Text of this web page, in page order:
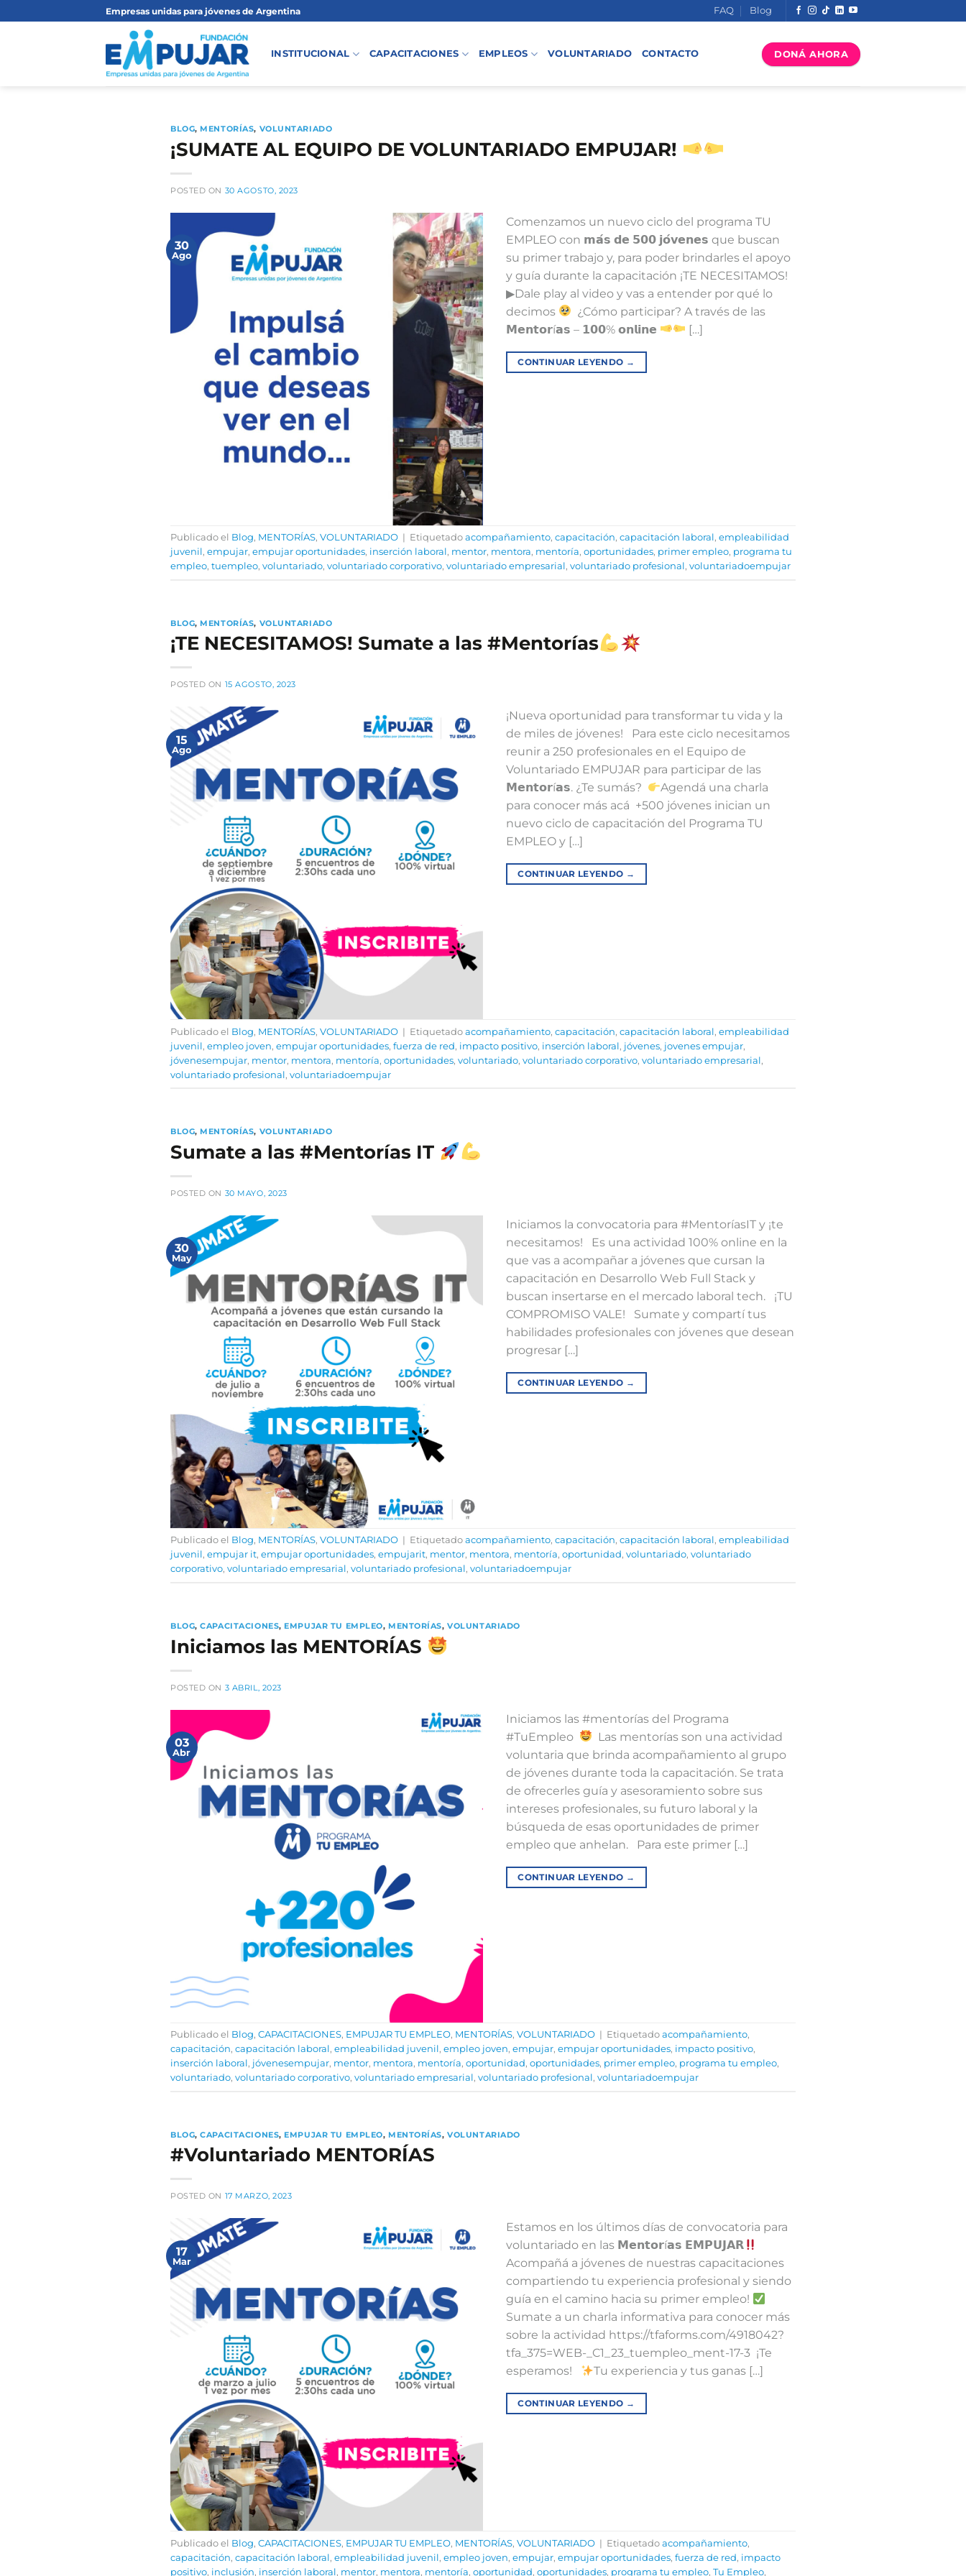
al
Empresas unidas para jóvenes de Argentina FAQ Blog
INSTITUCIONAL CAPACITACIONES EMPLEOS VOLUNTARIADO CONTACTO DONÁ AHORA
BLOG, MENTORÍAS, VOLUNTARIADO
¡SUMATE AL EQUIPO DE VOLUNTARIADO EMPUJAR!
POSTED ON 30 AGOSTO, 2023
30
Ago
Comenzamos un nuevo ciclo del programa TU
EMPLEO con 𝗺𝗮́𝘀 𝗱𝗲 𝟱𝟬𝟬 𝗷𝗼́𝘃𝗲𝗻𝗲𝘀 que buscan
su primer trabajo y, para poder brindarles el apoyo
y guía durante la capacitación ¡TE NECESITAMOS!
▶Dale play al video y vas a entender por qué lo
decimos
⁣⁣ ⁣⁣ ¿Cómo participar? A través de las
𝗠𝗲𝗻𝘁𝗼𝗿í𝗮𝘀 – 𝟭𝟬𝟬% 𝗼𝗻𝗹𝗶𝗻𝗲
[…]
CONTINUAR LEYENDO →
Publicado el Blog, MENTORÍAS, VOLUNTARIADO Etiquetado acompañamiento, capacitación, capacitación laboral , empleabilidad
juvenil , empujar, empujar oportunidades, inserción laboral , mentor, mentora, mentoría, oportunidades, primer empleo, programa tu
empleo, tuempleo, voluntariado, voluntariado corporativo, voluntariado empresarial , voluntariado profesional , voluntariadoempujar
BLOG, MENTORÍAS, VOLUNTARIADO
¡TE NECESITAMOS! Sumate a las #Mentorías
POSTED ON 15 AGOSTO, 2023
15
Ago
¡Nueva oportunidad para transformar tu vida y la
de miles de jóvenes! ⁣ ⁣ Para este ciclo necesitamos
reunir a 250 profesionales en el Equipo de
Voluntariado EMPUJAR para participar de las
𝗠𝗲𝗻𝘁𝗼𝗿í𝗮𝘀. ¿Te sumás?⁣ ⁣
Agendá una charla
para conocer más acá ⁣ +500 jóvenes inician un
nuevo ciclo de capacitación del Programa TU
EMPLEO y […]
CONTINUAR LEYENDO →
Publicado el Blog, MENTORÍAS, VOLUNTARIADO | Etiquetado acompañamiento, capacitación, capacitación laboral, empleabilidad
juvenil, empleo joven, empujar oportunidades, fuerza de red, impacto positivo, inserción laboral, jóvenes, jovenes empujar,
jóvenesempujar, mentor, mentora, mentoría, oportunidades, voluntariado, voluntariado corporativo, voluntariado empresarial,
voluntariado profesional, voluntariadoempujar
BLOG, MENTORÍAS, VOLUNTARIADO
Sumate a las #Mentorías IT
POSTED ON 30 MAYO, 2023
30
May
Iniciamos la convocatoria para #MentoríasIT y ¡te
necesitamos! Es una actividad 100% online en la
que vas a acompañar a jóvenes que cursan la
capacitación en Desarrollo Web Full Stack y
buscan insertarse en el mercado laboral tech. ¡TU
COMPROMISO VALE! Sumate y compartí tus
habilidades profesionales con jóvenes que desean
progresar […]
CONTINUAR LEYENDO →
Publicado el Blog, MENTORÍAS, VOLUNTARIADO Etiquetado acompañamiento, capacitación, capacitación laboral , empleabilidad
juvenil , empujar it, empujar oportunidades, empujarit, mentor, mentora, mentoría, oportunidad, voluntariado, voluntariado
corporativo, voluntariado empresarial , voluntariado profesional , voluntariadoempujar
BLOG,CAPACITACIONES, EMPUJAR TU EMPLEO, MENTORÍAS,VOLUNTARIADO
Iniciamos las MENTORÍAS
POSTED ON 3 ABRIL, 2023
03
Abr
Iniciamos las #mentorías del Programa
#TuEmpleo
⁣ ⁣ Las mentorías son una actividad
voluntaria que brinda acompañamiento al grupo
de jóvenes durante toda la capacitación. Se trata
de ofrecerles guía y asesoramiento sobre sus
intereses profesionales, su futuro laboral y la
búsqueda de esas oportunidades de primer
empleo que anhelan. ⁣ ⁣ Para este primer […]
CONTINUAR LEYENDO →
Publicado el Blog, CAPACITACIONES, EMPUJAR TU EMPLEO, MENTORÍAS, VOLUNTARIADO Etiquetado acompañamiento,
capacitación, capacitación laboral , empleabilidad juvenil , empleo joven, empujar, empujar oportunidades, impacto positivo,
inserción laboral , jóvenesempujar, mentor, mentora, mentoría, oportunidad, oportunidades, primer empleo, programa tu empleo,
voluntariado, voluntariado corporativo, voluntariado empresarial , voluntariado profesional , voluntariadoempujar
BLOG,CAPACITACIONES, EMPUJAR TU EMPLEO, MENTORÍAS,VOLUNTARIADO
#Voluntariado MENTORÍAS
POSTED ON 17 MARZO, 2023
17
Mar
Estamos en los últimos días de convocatoria para
voluntariado en las 𝗠𝗲𝗻𝘁𝗼𝗿í𝗮𝘀 𝗘𝗠𝗣𝗨𝗝𝗔𝗥
Acompañá a jóvenes de nuestras capacitaciones
compartiendo tu experiencia profesional y siendo
guía en el camino hacia su primer empleo!
Sumate a un charla informativa para conocer más
sobre la actividad https://tfaforms.com/4918042?
tfa_375=WEB-_C1_23_tuempleo_ment-17-3 ⁣ ¡Te
esperamos!⁣ ⁣ ⁣
Tu experiencia y tus ganas […]
CONTINUAR LEYENDO →
Publicado el Blog, CAPACITACIONES, EMPUJAR TU EMPLEO, MENTORÍAS, VOLUNTARIADO | Etiquetado acompañamiento,
capacitación, capacitación laboral, empleabilidad juvenil, empleo joven, empujar, empujar oportunidades, fuerza de red, impacto
positivo, inclusión, inserción laboral, mentor, mentora, mentoría, oportunidad, oportunidades, programa tu empleo, Tu Empleo,